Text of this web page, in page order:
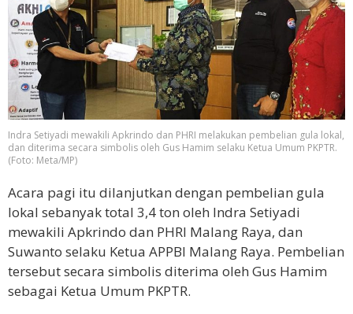
Indra Setiyadi mewakili Apkrindo dan PHRI melakukan pembelian gula lokal,
dan diterima secara simbolis oleh Gus Hamim selaku Ketua Umum PKPTR.
(Foto: Meta/MP)
Acara pagi itu dilanjutkan dengan pembelian gula
lokal sebanyak total 3,4 ton oleh Indra Setiyadi
mewakili Apkrindo dan PHRI Malang Raya, dan
Suwanto selaku Ketua APPBI Malang Raya. Pembelian
tersebut secara simbolis diterima oleh Gus Hamim
sebagai Ketua Umum PKPTR.